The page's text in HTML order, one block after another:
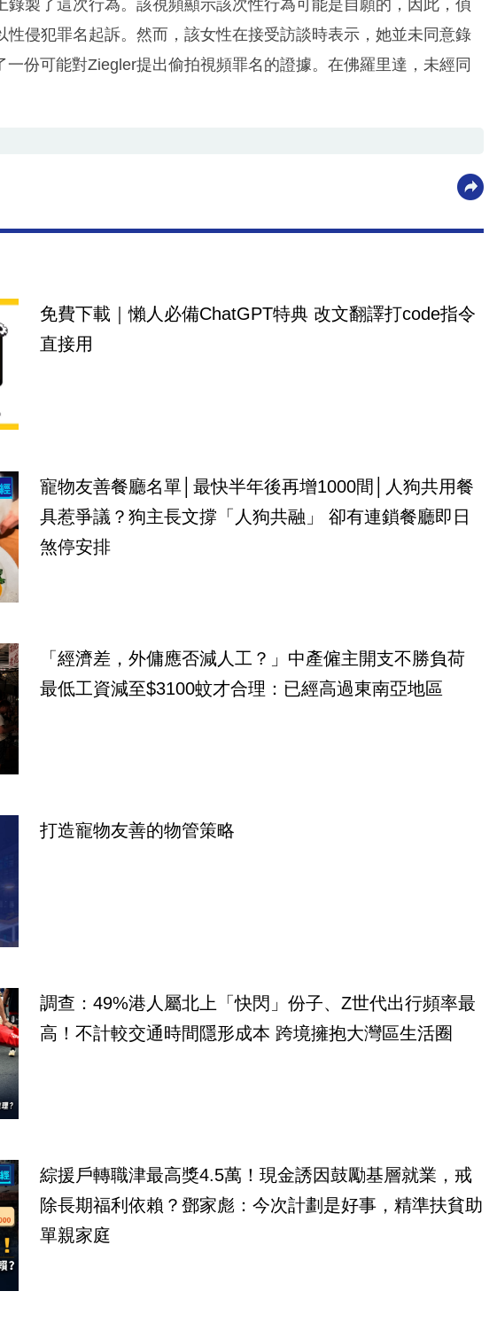
錄製了這次行為。該視頻顯示該次性行為可能是自願的，因此，偵
性侵犯罪名起訴。然而，該女性在接受訪談時表示，她並未同意錄
份可能對Ziegler提出偷拍視頻罪名的證據。在佛羅里達，未經同
免費下載｜懶人必備ChatGPT特典 改文翻譯打code指令
直接用
寵物友善餐廳名單│最快半年後再增1000間│人狗共用餐
具惹爭議？狗主長文撐「人狗共融」 卻有連鎖餐廳即日
煞停安排
「經濟差，外傭應否減人工？」中產僱主開支不勝負荷
最低工資減至$3100蚊才合理：已經高過東南亞地區
打造寵物友善的物管策略
調查：49%港人屬北上「快閃」份子、Z世代出行頻率最
高！不計較交通時間隱形成本 跨境擁抱大灣區生活圈
綜援戶轉職津最高獎4.5萬！現金誘因鼓勵基層就業，戒
除長期福利依賴？鄧家彪：今次計劃是好事，精準扶貧助
單親家庭